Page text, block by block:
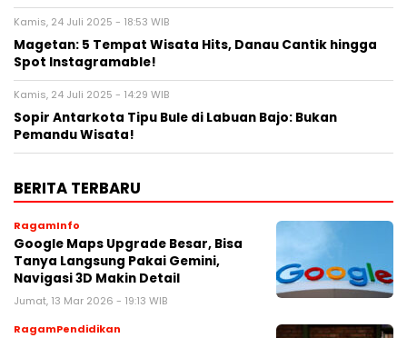
Kamis, 24 Juli 2025 - 18:53 WIB
Magetan: 5 Tempat Wisata Hits, Danau Cantik hingga
Spot Instagramable!
Kamis, 24 Juli 2025 - 14:29 WIB
Sopir Antarkota Tipu Bule di Labuan Bajo: Bukan
Pemandu Wisata!
BERITA TERBARU
RagamInfo
Google Maps Upgrade Besar, Bisa
Tanya Langsung Pakai Gemini,
Navigasi 3D Makin Detail
Jumat, 13 Mar 2026 - 19:13 WIB
RagamPendidikan